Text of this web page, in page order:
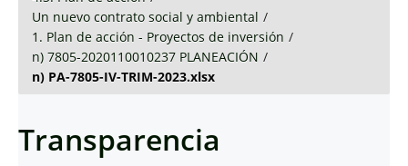
Un nuevo contrato social y ambiental /
1. Plan de acción - Proyectos de inversión /
n) 7805-2020110010237 PLANEACIÓN /
n) PA-7805-IV-TRIM-2023.xlsx
Transparencia